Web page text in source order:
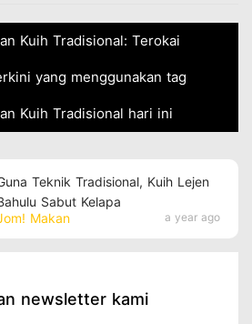
Kuih Tradisional: Terokai
yang menggunakan tag
Kuih Tradisional hari ini
Makan a year ago
Teknik Tradisional, Kuih Lejen
Sabut Kelapa
newsletter kami